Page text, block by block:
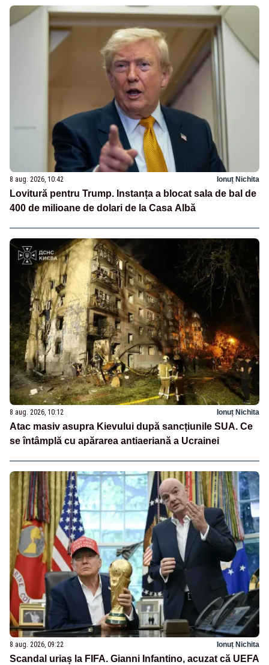
8 aug. 2026, 10:42 Ionuț Nichita
Lovitură pentru Trump. Instanța a blocat sala de bal de
400 de milioane de dolari de la Casa Albă
8 aug. 2026, 10:12 Ionuț Nichita
Atac masiv asupra Kievului după sancțiunile SUA. Ce
se întâmplă cu apărarea antiaeriană a Ucrainei
8 aug. 2026, 09:22 Ionuț Nichita
Scandal uriaș la FIFA. Gianni Infantino, acuzat că UEFA